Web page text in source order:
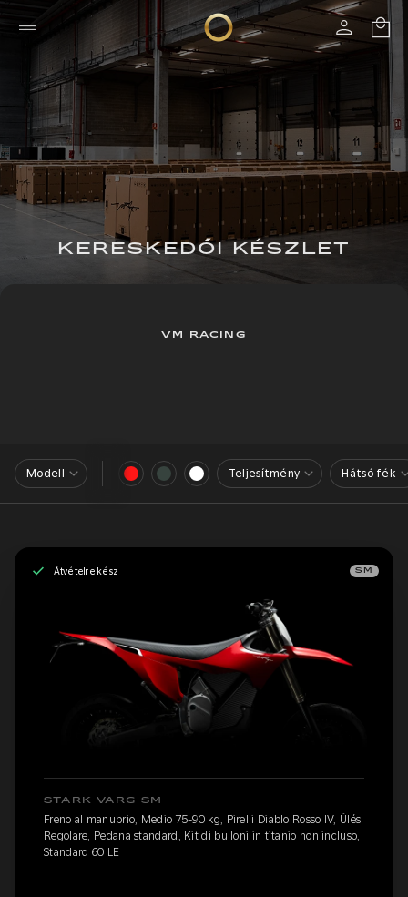
KERESKEDŐI KÉSZLET
VM RACING
Modell Teljesítmény Hátsó fék
Átvételre kész SM
STARK VARG SM
Freno al manubrio, Medio 75-90 kg, Pirelli Diablo Rosso IV, Ülés
Regolare, Pedana standard, Kit di bulloni in titanio non incluso,
Standard 60 LE